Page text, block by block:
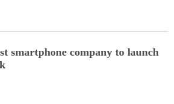
smartphone company to launch